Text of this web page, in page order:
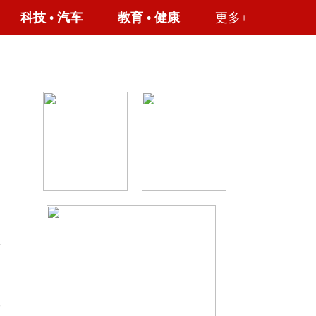
科技 • 汽车 教育 • 健康 更多+